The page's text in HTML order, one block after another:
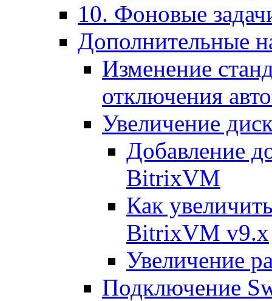
10. Фоновые
Дополнительные
Изменение
отключения
Увеличение
Добавление
BitrixVM
Как
BitrixVM v9.x
Увеличение
Подключение